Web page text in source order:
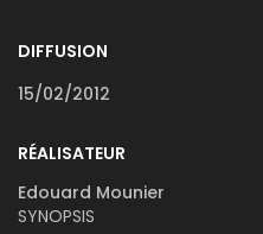
DIFFUSION
15/02/2012
RÉALISATEUR
Edouard Mounier
SYNOPSIS